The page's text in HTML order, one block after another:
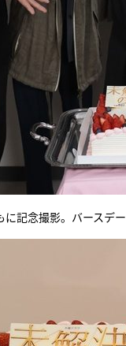
記念撮影。バースデ